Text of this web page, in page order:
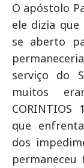
O apóstolo
ele dizia
se aberto
serviço do
muitos
CORINTIOS
que
dos